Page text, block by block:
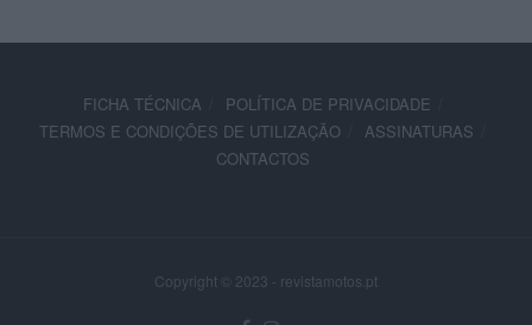
FICHA TÉCNICA
POLÍTICA DE PRIVACIDADE
TERMOS E CONDIÇÕES DE UTILIZAÇÃO
ASSINATURAS
CONTACTOS
Copyright © 2023 - revistamotos.pt